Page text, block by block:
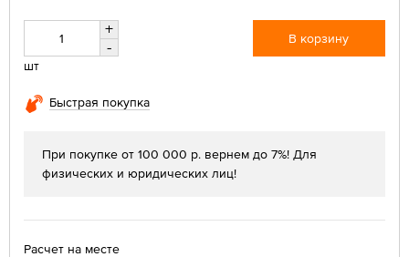
+
-
шт
В корзину
Быстрая покупка
При покупке от 100 000 р. вернем до 7%! Для
физических и юридических лиц!
Расчет на месте